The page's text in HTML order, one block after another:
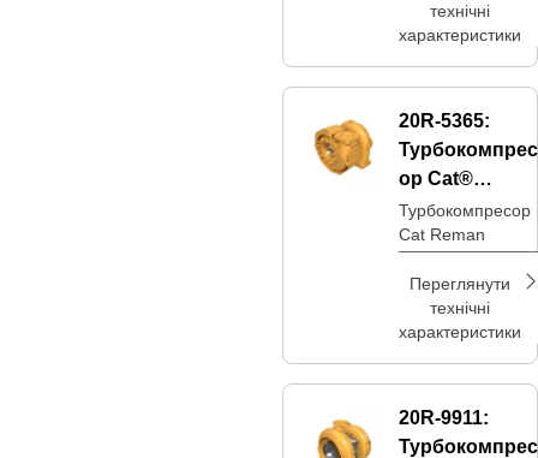
технічні
характеристики
20R-5365:
Турбокомпрес
ор Cat®
Reman
Турбокомпресор
Cat Reman
Переглянути
технічні
характеристики
20R-9911:
Турбокомпрес